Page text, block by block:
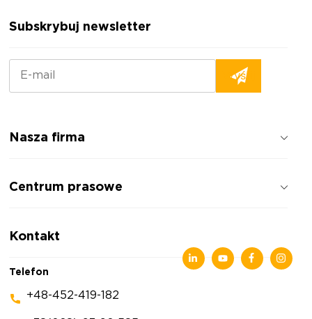
Subskrybuj newsletter
Nasza firma
Opinie o firmie
Centrum prasowe
Artykuły
Kontakt
Telefon
+48-452-419-182